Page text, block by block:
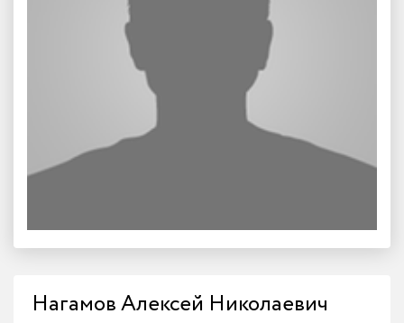
Нагамов Алексей Николаевич